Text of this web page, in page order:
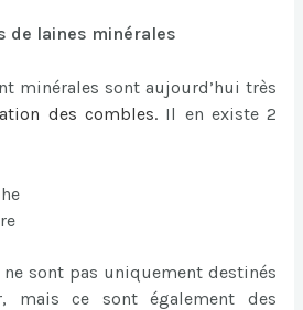
de laines minérales
minérales sont aujourd’hui très
des combles. Il en existe 2
sont pas uniquement destinés
mais ce sont également des